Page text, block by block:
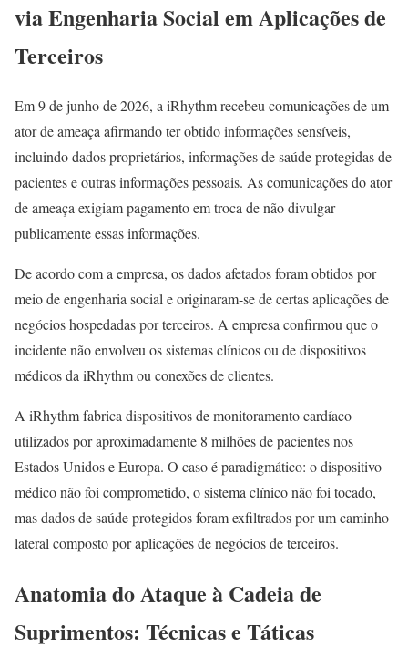
via Engenharia Social em Aplicações de
Terceiros
Em 9 de junho de 2026, a iRhythm recebeu comunicações de um
ator de ameaça afirmando ter obtido informações sensíveis,
incluindo dados proprietários, informações de saúde protegidas de
pacientes e outras informações pessoais. As comunicações do ator
de ameaça exigiam pagamento em troca de não divulgar
publicamente essas informações.
De acordo com a empresa, os dados afetados foram obtidos por
meio de engenharia social e originaram-se de certas aplicações de
negócios hospedadas por terceiros. A empresa confirmou que o
incidente não envolveu os sistemas clínicos ou de dispositivos
médicos da iRhythm ou conexões de clientes.
A iRhythm fabrica dispositivos de monitoramento cardíaco
utilizados por aproximadamente 8 milhões de pacientes nos
Estados Unidos e Europa. O caso é paradigmático: o dispositivo
médico não foi comprometido, o sistema clínico não foi tocado,
mas dados de saúde protegidos foram exfiltrados por um caminho
lateral composto por aplicações de negócios de terceiros.
Anatomia do Ataque à Cadeia de
Suprimentos: Técnicas e Táticas